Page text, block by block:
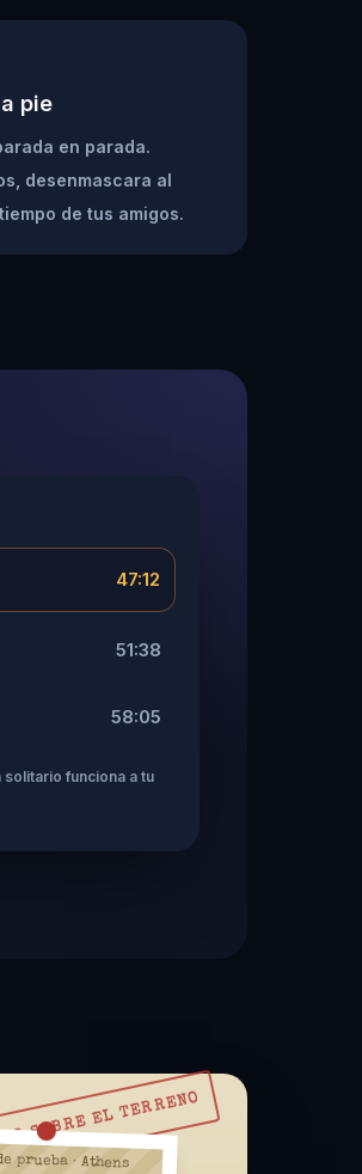
pie
en parada.
desenmascara al
de tus amigos.
47:12
51:38
58:05
funciona a tu
SOBRE EL TERRENO
prueba · Athens